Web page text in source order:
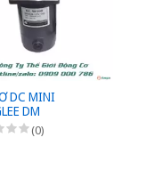
DC MINI
DM
(0)